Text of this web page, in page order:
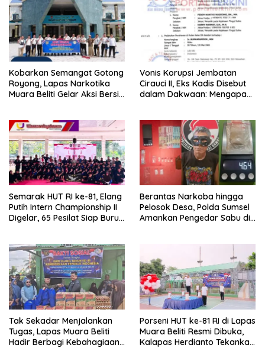
Kobarkan Semangat Gotong
Royong, Lapas Narkotika
Muara Beliti Gelar Aksi Bersih
Vonis Korupsi Jembatan
Cirauci II, Eks Kadis Disebut
dalam Dakwaan: Mengapa
Semarak HUT RI ke-81, Elang
Putih Intern Championship II
Digelar, 65 Pesilat Siap Buru
Berantas Narkoba hingga
Pelosok Desa, Polda Sumsel
Amankan Pengedar Sabu di
Tak Sekadar Menjalankan
Tugas, Lapas Muara Beliti
Hadir Berbagi Kebahagiaan
Porseni HUT ke-81 RI di Lapas
Muara Beliti Resmi Dibuka,
Kalapas Herdianto Tekankan